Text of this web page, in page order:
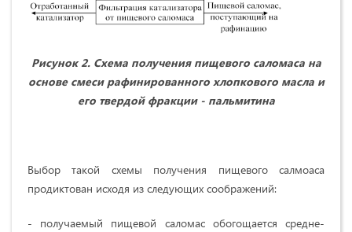
Рисунок 2. Схема получения пищевого саломаса на
основе смеси рафинированного хлопкового масла и
его твердой фракции - пальмитина
Выбор такой схемы получения пищевого салмоаса
продиктован исходя из следующих соображений:
- получаемый пищевой саломас обогощается средне-